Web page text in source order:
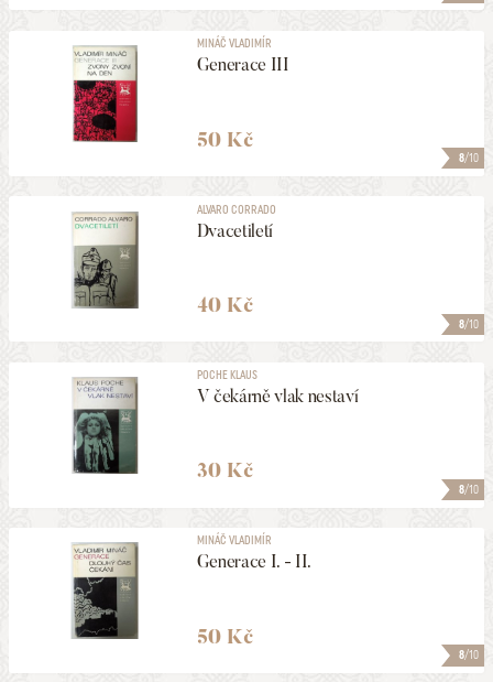
8/10
MINÁČ VLADIMÍR
Generace III
50 Kč
8/10
ALVARO CORRADO
Dvacetiletí
40 Kč
8/10
POCHE KLAUS
V čekárně vlak nestaví
30 Kč
8/10
MINÁČ VLADIMÍR
Generace I. - II.
50 Kč